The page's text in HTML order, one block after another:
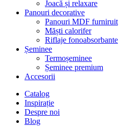
Joacă și relaxare
Panouri decorative
Panouri MDF furniruit
Măști calorifer
Riflaje fonoabsorbante
Șeminee
Termoșeminee
Șeminee premium
Accesorii
Catalog
Inspirație
Despre noi
Blog